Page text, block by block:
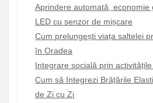
Aprindere automată, economie
LED cu senzor de mișcare
Cum prelungești viața saltelei
în Oradea
Integrare socială prin
Cum să Integrezi Brățările
de Zi cu Zi